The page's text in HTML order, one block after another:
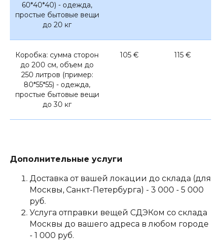
60*40*40) - одежда,
простые бытовые вещи
до 20 кг
Коробка: сумма сторон
до 200 см, объем до
250 литров (пример:
80*55*55) - одежда,
простые бытовые вещи
до 30 кг
105 € 115 €
Дополнительные услуги
Доставка от вашей локации до склада (для
Москвы, Санкт-Петербурга) - 3 000 - 5 000
руб.
Услуга отправки вещей СДЭКом со склада
Москвы до вашего адреса в любом городе
- 1 000 руб.